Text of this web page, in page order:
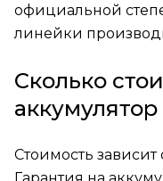
официальной
линейки
Сколько
Стоимость